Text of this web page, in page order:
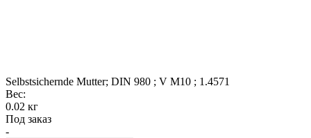
Selbstsichernde Mutter; DIN 980 ; V M10 ; 1.4571
Вес:
0.02 кг
Под заказ
-